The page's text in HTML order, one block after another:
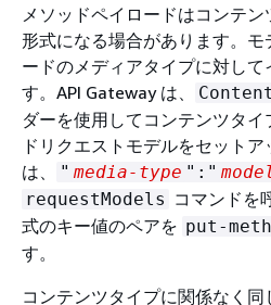
メソッドペイロードはコンテ
形式になる場合があります。モ
ードのメディアタイプに対して
す。API Gateway は、
ダーを使用してコンテンツタ
ドリクエストモデルをセットア
は、
" media-type ":"
requestModels コマンドを
式のキー値のペアを put-
す。
コンテンツタイプに関係なく